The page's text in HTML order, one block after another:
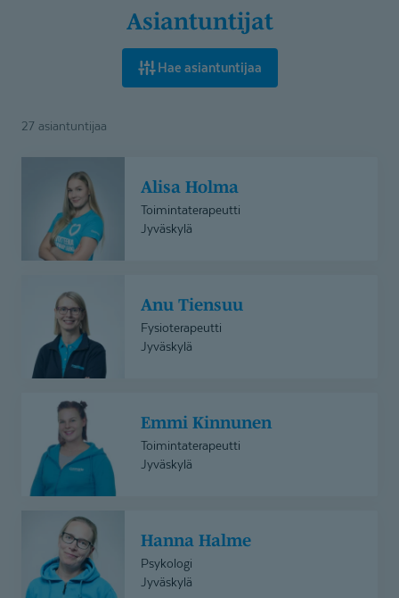
Asiantuntijat
Hae asiantuntijaa
27 asiantuntijaa
Alisa Holma
Toimintaterapeutti
Jyväskylä
Tiensuu
Anu Tiensuu
Fysioterapeutti
Jyväskylä
Kinnunen
Emmi Kinnunen
Toimintaterapeutti
Jyväskylä
Halme
Hanna Halme
Psykologi
Jyväskylä